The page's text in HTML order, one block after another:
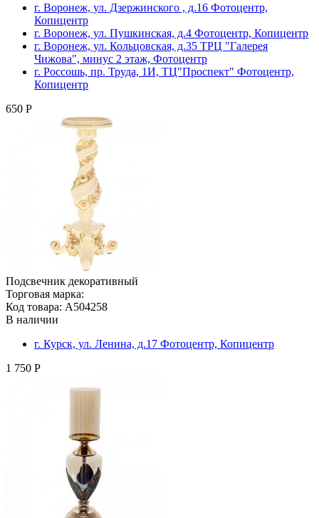
г. Воронеж, ул. Дзержинского , д.16 Фотоцентр,
Копицентр
г. Воронеж, ул. Пушкинская, д.4 Фотоцентр, Копицентр
г. Воронеж, ул. Кольцовская, д.35 ТРЦ "Галерея
Чижова", минус 2 этаж, Фотоцентр
г. Россошь, пр. Труда, 1И, ТЦ"Проспект" Фотоцентр,
Копицентр
650 Р
Подсвечник декоративный
Торговая марка:
Код товара: A504258
В наличии
г. Курск, ул. Ленина, д.17 Фотоцентр, Копицентр
1 750 Р